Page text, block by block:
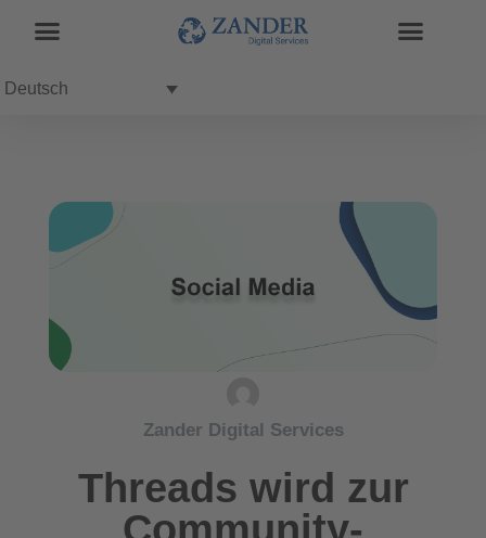
Deutsch
Zander Digital Services
Threads wird zur